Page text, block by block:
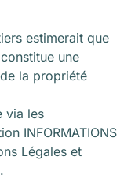
estimerait que
une
la propriété
via les
INFORMATIONS
Légales et